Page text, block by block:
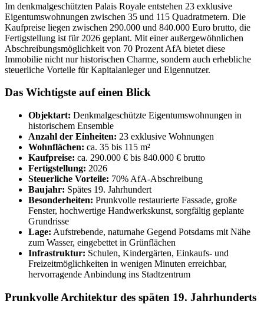
Im denkmalgeschützten Palais Royale entstehen 23 exklusive
Eigentumswohnungen zwischen 35 und 115 Quadratmetern. Die
Kaufpreise liegen zwischen 290.000 und 840.000 Euro brutto, die
Fertigstellung ist für 2026 geplant. Mit einer außergewöhnlichen
Abschreibungsmöglichkeit von 70 Prozent AfA bietet diese
Immobilie nicht nur historischen Charme, sondern auch erhebliche
steuerliche Vorteile für Kapitalanleger und Eigennutzer.
Das Wichtigste auf einen Blick
Objektart: Denkmalgeschützte Eigentumswohnungen in
historischem Ensemble
Anzahl der Einheiten: 23 exklusive Wohnungen
Wohnflächen: ca. 35 bis 115 m²
Kaufpreise: ca. 290.000 € bis 840.000 € brutto
Fertigstellung: 2026
Steuerliche Vorteile: 70% AfA-Abschreibung
Baujahr: Spätes 19. Jahrhundert
Besonderheiten: Prunkvolle restaurierte Fassade, große
Fenster, hochwertige Handwerkskunst, sorgfältig geplante
Grundrisse
Lage: Aufstrebende, naturnahe Gegend Potsdams mit Nähe
zum Wasser, eingebettet in Grünflächen
Infrastruktur: Schulen, Kindergärten, Einkaufs- und
Freizeitmöglichkeiten in wenigen Minuten erreichbar,
hervorragende Anbindung ins Stadtzentrum
Prunkvolle Architektur des späten 19. Jahrhunderts